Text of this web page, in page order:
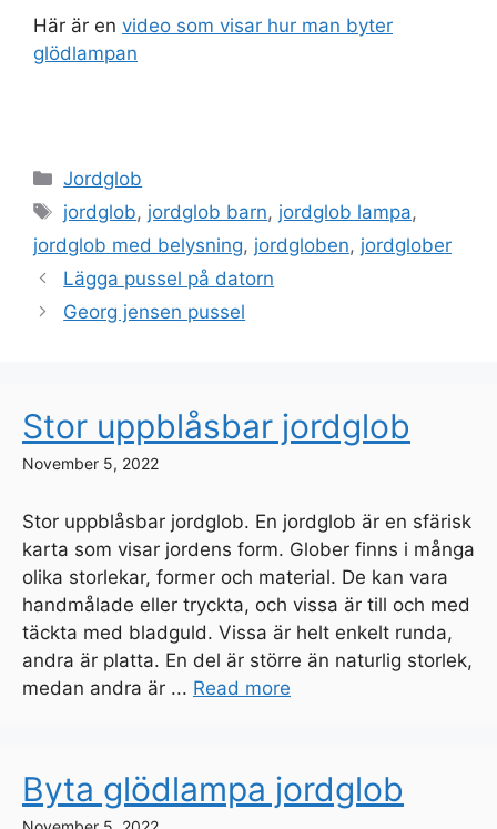
Här är en video som visar hur man byter
glödlampan
Categories
Jordglob
Tags
jordglob, jordglob barn, jordglob lampa,
jordglob med belysning, jordgloben, jordglober
Lägga pussel på datorn
Georg jensen pussel
Stor uppblåsbar jordglob
November 5, 2022
Stor uppblåsbar jordglob. En jordglob är en sfärisk
karta som visar jordens form. Glober finns i många
olika storlekar, former och material. De kan vara
handmålade eller tryckta, och vissa är till och med
täckta med bladguld. Vissa är helt enkelt runda,
andra är platta. En del är större än naturlig storlek,
medan andra är ... Read more
Byta glödlampa jordglob